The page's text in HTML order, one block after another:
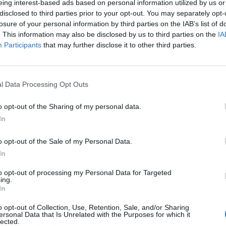
interest-based ads based on personal information utilized by us
to third parties prior to your opt-out. You may separately
of your personal information by third parties on the IAB’s list of
This information may also be disclosed by us to third parties on the
Participants that may further disclose it to other third parties.
Data Processing Opt Outs
opt-out of the Sharing of my personal data.
opt-out of the Sale of my Personal Data.
opt-out of processing my Personal Data for Targeted
opt-out of Collection, Use, Retention, Sale, and/or Sharing
Data that Is Unrelated with the Purposes for which it
toma a Bach y a Vivaldi
como
Sarasate y, cómo no, Niccolo